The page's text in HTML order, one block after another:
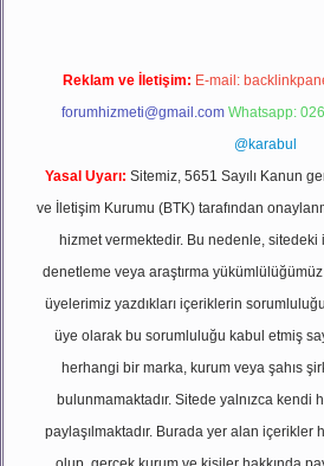
Reklam ve İletişim: E-mail:
forumhizmeti@gmail.com Whatsapp:
@karabul
Yasal Uyarı: Sitemiz, 5651 Sayılı Kanun
ve İletişim Kurumu (BTK) tarafından
hizmet vermektedir. Bu nedenle,
denetleme veya araştırma
üyelerimiz yazdıkları içeriklerin
üye olarak bu sorumluluğu kabul etmiş
herhangi bir marka, kurum veya şahıs
bulunmamaktadır. Sitede yalnızca kendi
paylaşılmaktadır. Burada yer alan içerikler